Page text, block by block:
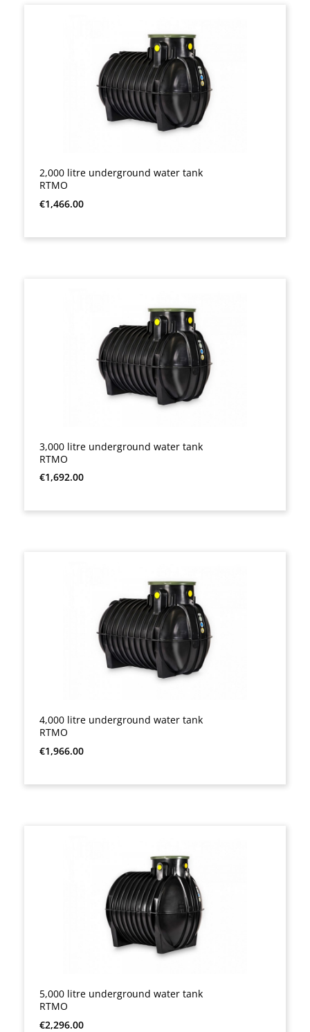
2,000 litre underground water tank
RTMO
Regular price:
€1,466.00
3,000 litre underground water tank
RTMO
Regular price:
€1,692.00
4,000 litre underground water tank
RTMO
Regular price:
€1,966.00
5,000 litre underground water tank
RTMO
Regular price:
€2,296.00